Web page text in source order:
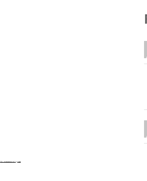
https://embedgooglemaps.com/it/ &Trovalink